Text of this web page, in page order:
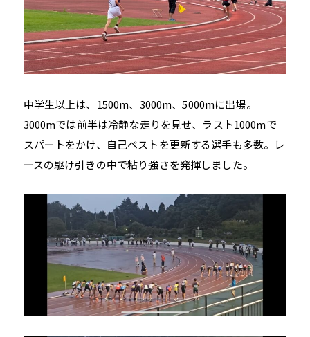
中学生以上は、1500m、3000m、5000mに出場。
3000mでは前半は冷静な走りを見せ、ラスト1000mで
スパートをかけ、自己ベストを更新する選手も多数。レ
ースの駆け引きの中で粘り強さを発揮しました。